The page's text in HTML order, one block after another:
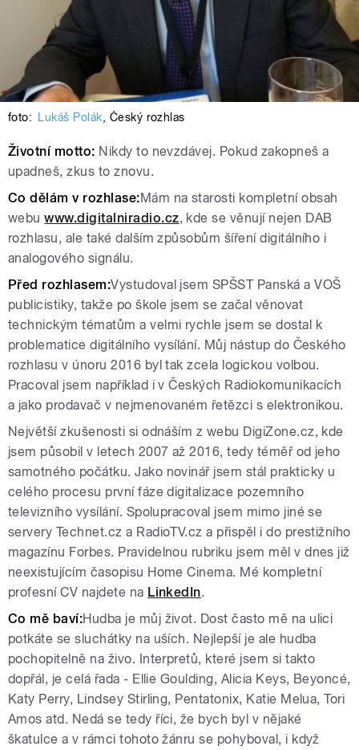
foto: Lukáš Polák, Český rozhlas
Životní motto: Nikdy to nevzdávej. Pokud zakopneš a
upadneš, zkus to znovu.
Co dělám v rozhlase:Mám na starosti kompletní obsah
webuwww.digitalniradio.cz, kde se věnují nejen DAB
rozhlasu, ale také dalším způsobům šíření digitálního i
analogového signálu.
Před rozhlasem:Vystudoval jsem SPŠST Panská a VOŠ
publicistiky, takže po škole jsem se začal věnovat
technickým tématům a velmi rychle jsem se dostal k
problematice digitálního vysílání. Můj nástup do Českého
rozhlasu v únoru 2016 byl tak zcela logickou volbou.
Pracoval jsem například i v Českých Radiokomunikacích
a jako prodavač v nejmenovaném řetězci s elektronikou.
Největší zkušenosti si odnáším z webu DigiZone.cz, kde
jsem působil v letech 2007 až 2016, tedy téměř od jeho
samotného počátku. Jako novinář jsem stál prakticky u
celého procesu první fáze digitalizace pozemního
televizního vysílání. Spolupracoval jsem mimo jiné se
servery Technet.cz a RadioTV.cz a přispěl i do prestižního
magazínu Forbes. Pravidelnou rubriku jsem měl v dnes již
neexistujícím časopisu Home Cinema. Mé kompletní
profesní CV najdete na LinkedIn.
Co mě baví:Hudba je můj život. Dost často mě na ulici
potkáte se sluchátky na uších. Nejlepší je ale hudba
pochopitelně na živo. Interpretů, které jsem si takto
dopřál, je celá řada - Ellie Goulding, Alicia Keys, Beyoncé,
Katy Perry, Lindsey Stirling, Pentatonix, Katie Melua, Tori
Amos atd. Nedá se tedy říci, že bych byl v nějaké
škatulce a v rámci tohoto žánru se pohyboval, i když